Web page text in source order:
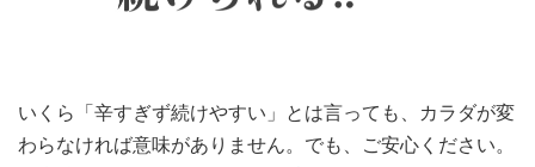
いくら「辛すぎず続けやすい」とは言っても、カラダが変
わらなければ意味がありません。 でも、ご安心ください。